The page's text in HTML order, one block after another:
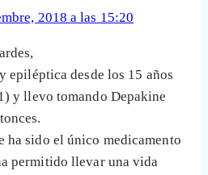
2018 a las 15:20
epiléptica desde los 15 años
y llevo tomando Depakine
ha sido el único medicamento
permitido llevar una vida